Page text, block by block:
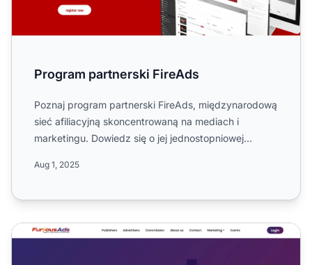
Program partnerski FireAds
Poznaj program partnerski FireAds, międzynarodową
sieć afiliacyjną skoncentrowaną na mediach i
marketingu. Dowiedz się o jej jednostopniowej
Aug 1, 2025
Program partnerski FuriousAds